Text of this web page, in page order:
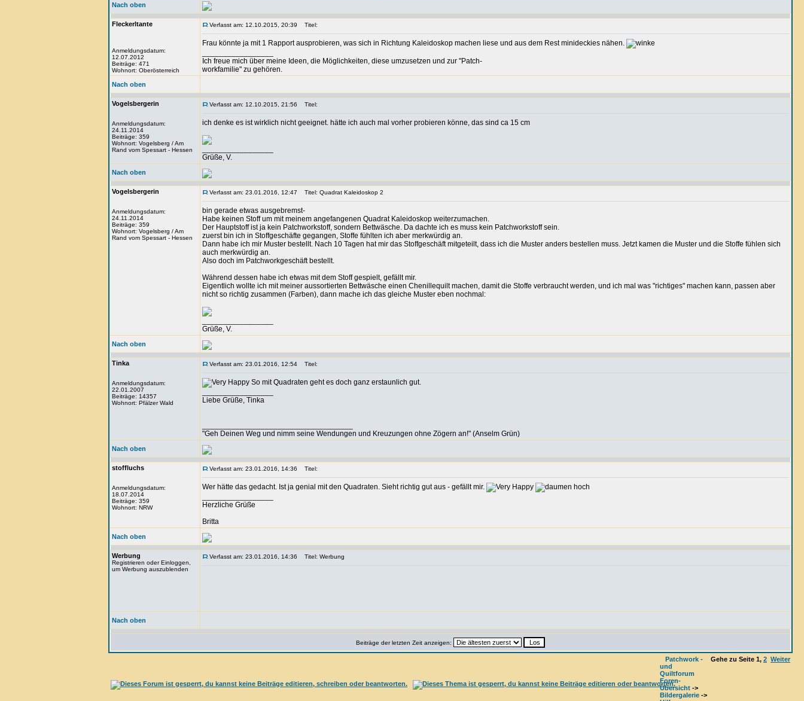
Nach oben
Fleckerltante
Anmeldungsdatum:
12.07.2012
Beiträge: 471
Wohnort: Oberösterreich
Verfasst am: 12.10.2015, 20:39 Titel:
Frau könnte ja mit 1 Rapport ausprobieren, was sich in Richtung Kaleidoskop machen liese und aus dem Rest minideckies nähen.
Ich freue mich über meine Ideen, die Möglichkeiten, diese umzusetzen und zur "Patch-
workfamilie" zu gehören.
Nach oben
Vogelsbergerin
Anmeldungsdatum:
24.11.2014
Beiträge: 359
Wohnort: Vogelsberg / Am
Rand vom Spessart - Hessen
Verfasst am: 12.10.2015, 21:56 Titel:
ich denke es ist wirklich nicht geeignet. hätte ich auch mal vorher probieren könne, das sind ca 15 cm
Grüße, V.
Nach oben
Vogelsbergerin
Anmeldungsdatum:
24.11.2014
Beiträge: 359
Wohnort: Vogelsberg / Am
Rand vom Spessart - Hessen
Verfasst am: 23.01.2016, 12:47 Titel: Quadrat Kaleidoskop 2
bin gerade etwas ausgebremst-
Habe keinen Stoff um mit meinem angefangenen Quadrat Kaleidoskop weiterzumachen.
Der Hauptstoff ist ja kein Patchworkstoff, sondern Bettwäsche. Da dachte ich es muss kein Patchworkstoff sein.
zuerst bin ich in Stoffgeschäfte gegangen, Stoffe fühlten ich aber merkwürdig an.
Dann habe ich mir Muster bestellt. Nach 10 Tagen hat mir das Stoffgeschäft mitgeteilt, dass ich die Muster anders bestellen muss. Jetzt kamen die Muster und die Stoffe fühlen sich
auch merkwürdig an.
Also doch im Patchworkgeschäft bestellt.
Während dessen habe ich etwas mit dem Stoff gespielt, gefällt mir.
Eigentlich wollte ich mit meiner aussortierten Bettwäsche einen Chenillequilt machen, damit die Stoffe verbraucht werden, und ich mal was "richtiges" machen kann, passen aber
nicht so richtig zusammen (Farben), dann mache ich das gleiche Muster eben nochmal:
Grüße, V.
Nach oben
Tinka
Anmeldungsdatum:
22.01.2007
Beiträge: 14357
Wohnort: Pfälzer Wald
Verfasst am: 23.01.2016, 12:54 Titel:
So mit Quadraten geht es doch ganz erstaunlich gut.
Liebe Grüße, Tinka
"Geh Deinen Weg und nimm seine Wendungen und Kreuzungen ohne Zögern an!" (Anselm Grün)
Nach oben
stoffluchs
Anmeldungsdatum:
18.07.2014
Beiträge: 359
Wohnort: NRW
Verfasst am: 23.01.2016, 14:36 Titel:
Wer hätte das gedacht. Ist ja genial mit den Quadraten. Sieht richtig gut aus - gefällt mir.
Herzliche Grüße
Britta
Nach oben
Werbung
Registrieren oder Einloggen,
um Werbung auszublenden
Verfasst am: 23.01.2016, 14:36 Titel: Werbung
Nach oben
Beiträge der letzten Zeit anzeigen:
Patchwork -
und
Quiltforum
Foren-
Übersicht ->
Bildergalerie ->
Gehe zu Seite 1, 2 Weiter